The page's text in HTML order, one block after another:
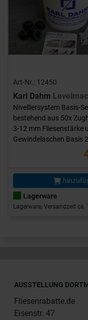
Art-Nr.: 12450
Karl Dahm Levelmac
Nivelliersystem Basis-
bestehend aus 50x
3-12 mm Fliesenstärke
Gewindelaschen Basis
Lagerware
Lagerware, Versandzeit ca.
AUSSTELLUNG
Fliesenrabatte.de
Eisenstr. 47